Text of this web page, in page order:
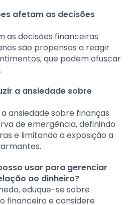
afetam as decisões
as decisões financeiras
são propensos a reagir
que podem ofuscar
a ansiedade sobre
ansiedade sobre finanças
de emergência, definindo
e limitando a exposição a
usar para gerenciar
ao dinheiro?
eduque-se sobre
financeiro e considere